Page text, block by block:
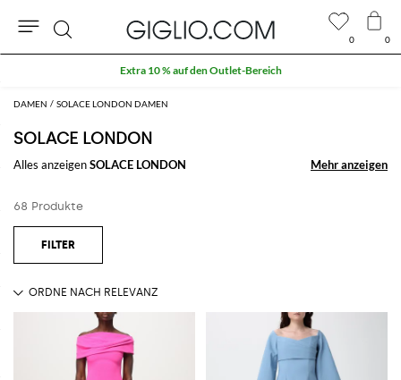
DAMEN SOLACE LONDON DAMEN
SOLACE LONDON
Alles anzeigenSOLACE LONDON Mehr anzeigen
Mehr anzeigen
68 Produkte
0 0
Suche
Extra 10 % auf den Outlet-Bereich